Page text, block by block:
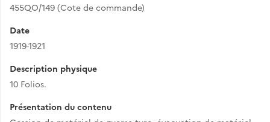
455QO/149 (Cote de commande)
Date
1919-1921
Description physique
10 Folios.
Présentation du contenu